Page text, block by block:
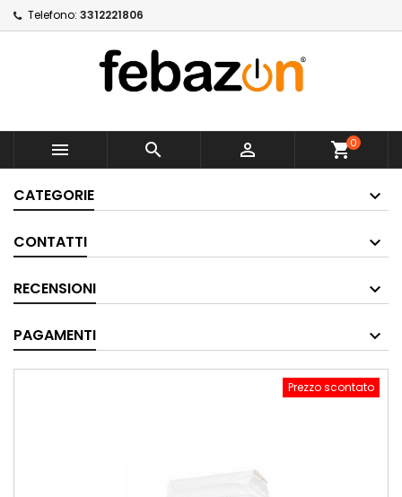
Telefono: 3312221806
   shopping_cart0
CATEGORIE
CONTATTI
RECENSIONI
PAGAMENTI
Prezzo scontato